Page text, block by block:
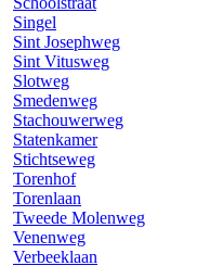
Singel
Sint Josephweg
Sint Vitusweg
Slotweg
Smedenweg
Stachouwerweg
Statenkamer
Stichtseweg
Torenhof
Torenlaan
Tweede Molenweg
Venenweg
Verbeeklaan